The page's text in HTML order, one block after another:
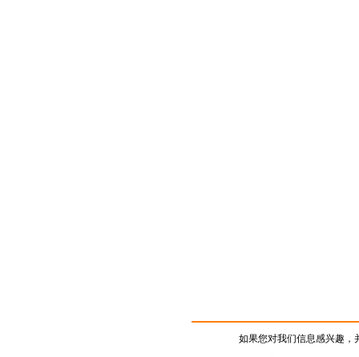
如果您对我们信息感兴趣，